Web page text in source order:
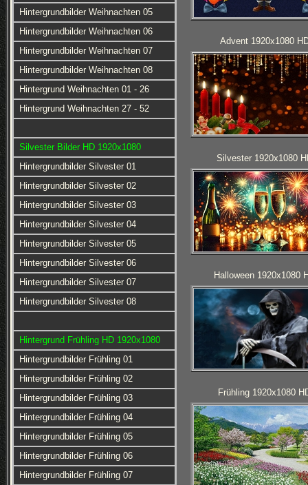
Hintergrundbilder Weihnachten 05
Hintergrundbilder Weihnachten 06
Hintergrundbilder Weihnachten 07
Hintergrundbilder Weihnachten 08
Hintergrund Weihnachten 01 - 26
Hintergrund Weihnachten 27 - 52
Silvester Bilder HD 1920x1080
Hintergrundbilder Silvester 01
Hintergrundbilder Silvester 02
Hintergrundbilder Silvester 03
Hintergrundbilder Silvester 04
Hintergrundbilder Silvester 05
Hintergrundbilder Silvester 06
Hintergrundbilder Silvester 07
Hintergrundbilder Silvester 08
Hintergrund Frühling HD 1920x1080
Hintergrundbilder Frühling 01
Hintergrundbilder Frühling 02
Hintergrundbilder Frühling 03
Hintergrundbilder Frühling 04
Hintergrundbilder Frühling 05
Hintergrundbilder Frühling 06
Hintergrundbilder Frühling 07
Advent 1920x1080
Silvester 1920x1080
Halloween 1920x1080
Frühling 1920x1080